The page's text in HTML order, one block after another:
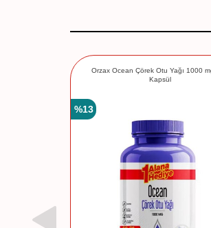
Orzax Ocean Çörek Otu Yağı 1000
Kapsül
%13